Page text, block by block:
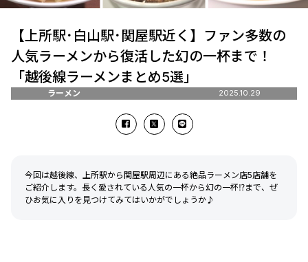
【上所駅･白山駅･関屋駅近く】ファン多数の
人気ラーメンから復活した幻の一杯まで！
「越後線ラーメンまとめ5選」
ラーメン 2025.10.29
今回は越後線、上所駅から関屋駅周辺にある絶品ラーメン店5店舗を
ご紹介します。長く愛されている人気の一杯から幻の一杯⁉まで、ぜ
ひお気に入りを見つけてみてはいかがでしょうか♪